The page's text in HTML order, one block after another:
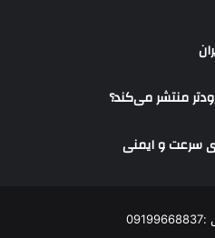
زودتر منتشر می‌کند؟
سرعت و ایمنی